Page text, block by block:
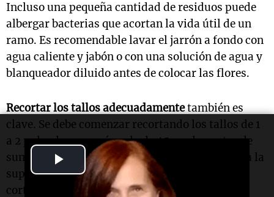
Play
Video
Incluso una pequeña cantidad de residuos puede
albergar bacterias que acortan la vida útil de un
ramo. Es recomendable lavar el jarrón a fondo con
agua caliente y jabón o con una solución de agua y
blanqueador diluido antes de colocar las flores.
Recortar los tallos adecuadamentetambién es
clave. Se debe comenzar recortando los tallos de 1
a 2 pulgadas en un ángulo de 45 grados antes de
sumergirlos en agua. Este paso simple aumenta la
superficie de absorción y evita que el extremo
cortado se asiente en el fondo del jarrón, donde